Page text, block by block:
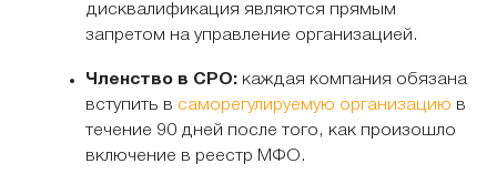
дисквалификация являются прямым
запретом на управление организацией.
Членство в СРО:каждая компания обязана
вступить в саморегулируемую организацию в
течение 90 дней после того, как произошло
включение в реестр МФО.